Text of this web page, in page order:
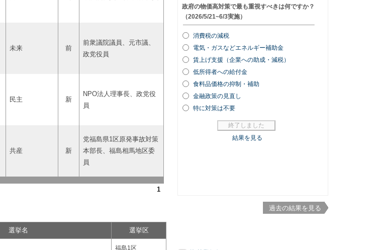
未来 前
前衆議院議員、元市議、
政党役員
民主 新
NPO法人理事長、政党役
員
共産 新
党福島県1区原発事故対策
本部長、福島相馬地区委
員
1
選挙名 選挙区
福島1区
過去の結果を見る